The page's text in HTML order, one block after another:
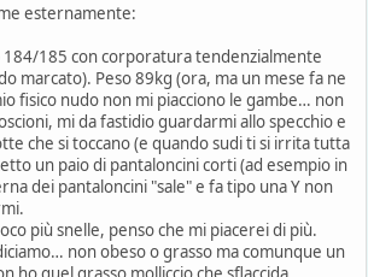
esternamente:
184/185 con corporatura tendenzialmente
marcato). Peso 89kg (ora, ma un mese fa ne
fisico nudo non mi piacciono le gambe… non
mi da fastidio guardarmi allo specchio e
che si toccano (e quando sudi ti si irrita tutta
un paio di pantaloncini corti (ad esempio in
dei pantaloncini "sale" e fa tipo una Y non
più snelle, penso che mi piacerei di più.
non obeso o grasso ma comunque un